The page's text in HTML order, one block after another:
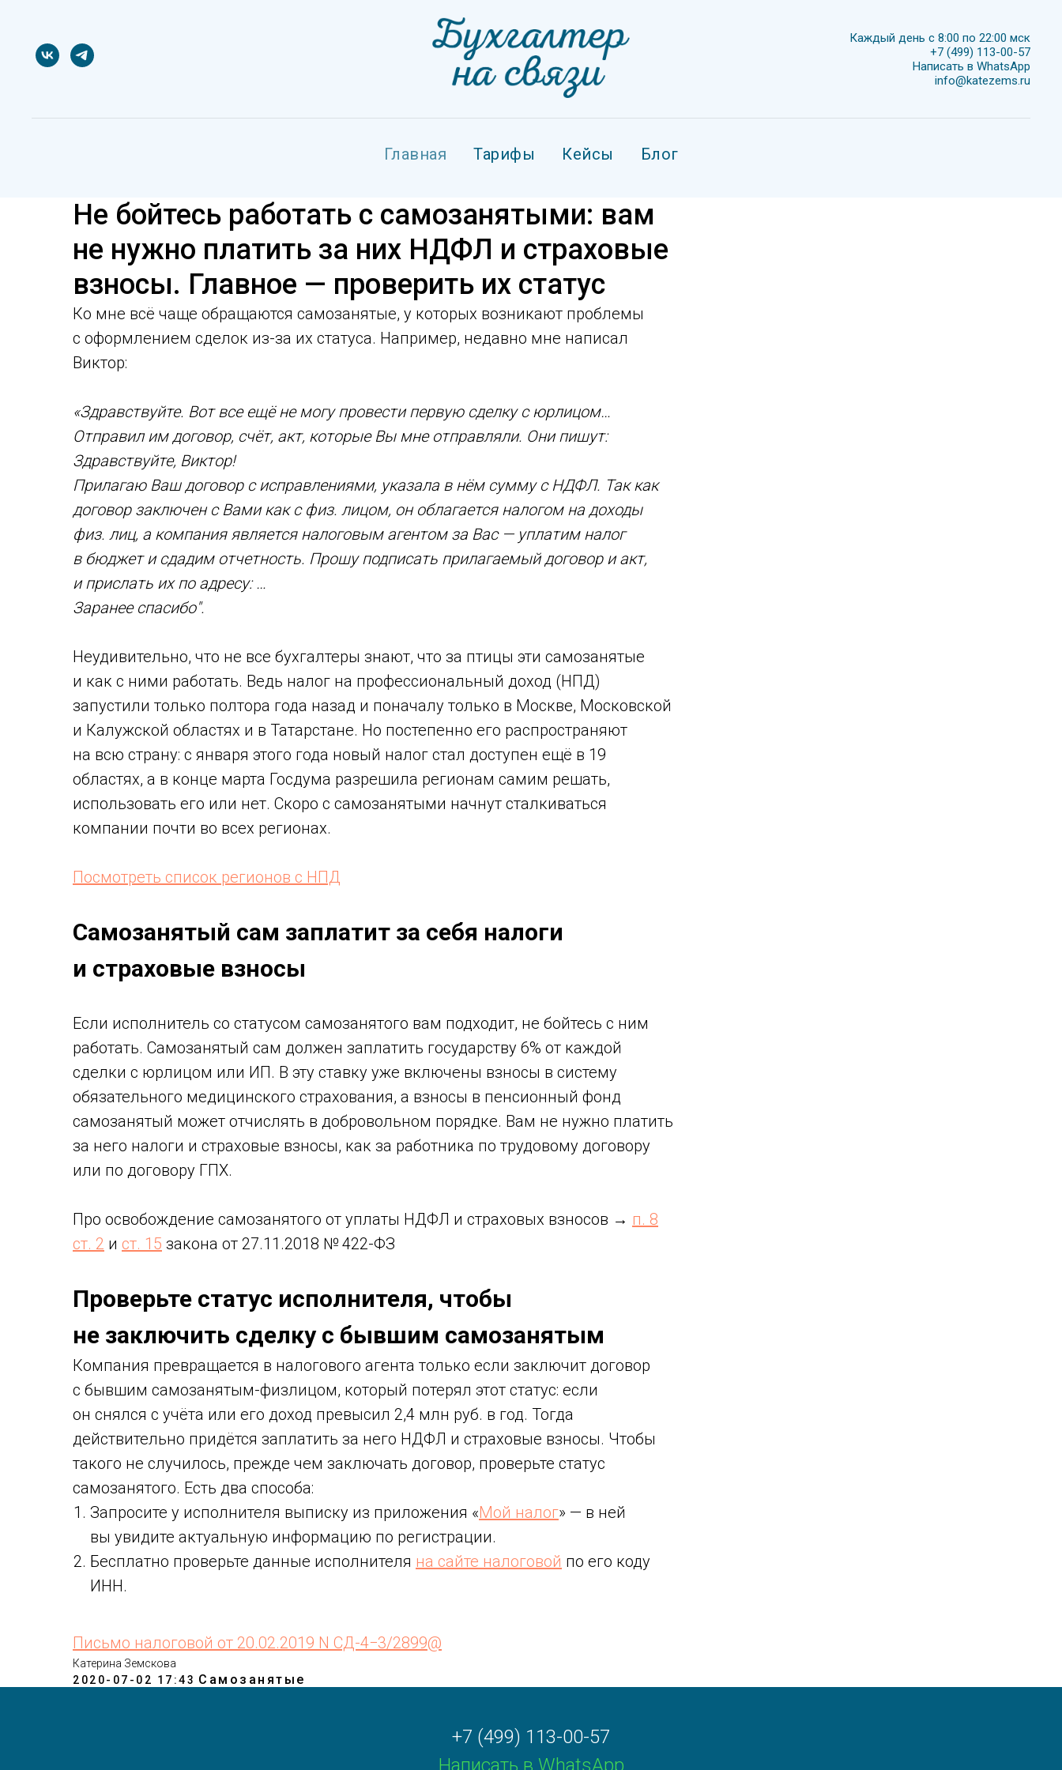
Каждый день с 8:00 по 22:00 мск
+7 (499) 113-00-57
Написать в WhatsApp
info@katezems.ru
Главная Тарифы Кейсы Блог
Не бойтесь работать с самозанятыми: вам
не нужно платить за них НДФЛ и страховые
взносы. Главное — проверить их статус
Ко мне всё чаще обращаются самозанятые, у которых возникают проблемы
с оформлением сделок из-за их статуса. Например, недавно мне написал
Виктор:
«Здравствуйте. Вот все ещё не могу провести первую сделку с юрлицом…
Отправил им договор, счёт, акт, которые Вы мне отправляли. Они пишут:
Здравствуйте, Виктор!
Прилагаю Ваш договор с исправлениями, указала в нём сумму с НДФЛ. Так как
договор заключен с Вами как с физ. лицом, он облагается налогом на доходы
физ. лиц, а компания является налоговым агентом за Вас — уплатим налог
в бюджет и сдадим отчетность. Прошу подписать прилагаемый договор и акт,
и прислать их по адресу: …
Заранее спасибо".
Неудивительно, что не все бухгалтеры знают, что за птицы эти самозанятые
и как с ними работать. Ведь налог на профессиональный доход (НПД)
запустили только полтора года назад и поначалу только в Москве, Московской
и Калужской областях и в Татарстане. Но постепенно его распространяют
на всю страну: с января этого года новый налог стал доступен ещё в 19
областях, а в конце марта Госдума разрешила регионам самим решать,
использовать его или нет. Скоро с самозанятыми начнут сталкиваться
компании почти во всех регионах.
Посмотреть список регионов с НПД
Самозанятый сам заплатит за себя налоги
и страховые взносы
Если исполнитель со статусом самозанятого вам подходит, не бойтесь с ним
работать. Самозанятый сам должен заплатить государству 6% от каждой
сделки с юрлицом или ИП. В эту ставку уже включены взносы в систему
обязательного медицинского страхования, а взносы в пенсионный фонд
самозанятый может отчислять в добровольном порядке. Вам не нужно платить
за него налоги и страховые взносы, как за работника по трудовому договору
или по договору ГПХ.
Про освобождение самозанятого от уплаты НДФЛ и страховых взносов → п. 8
ст. 2 и ст. 15 закона от 27.11.2018 № 422-ФЗ
Проверьте статус исполнителя, чтобы
не заключить сделку с бывшим самозанятым
Компания превращается в налогового агента только если заключит договор
с бывшим самозанятым-физлицом, который потерял этот статус: если
он снялся с учёта или его доход превысил 2,4 млн руб. в год. Тогда
действительно придётся заплатить за него НДФЛ и страховые взносы. Чтобы
такого не случилось, прежде чем заключать договор, проверьте статус
самозанятого. Есть два способа:
Запросите у исполнителя выписку из приложения «Мой налог» — в ней
вы увидите актуальную информацию по регистрации.
Бесплатно проверьте данные исполнителя на сайте налоговой по его коду
ИНН.
Письмо налоговой от 20.02.2019 N СД-4−3/2899@
Катерина Земскова
2020-07-02 17:43 Самозанятые
+7 (499) 113-00-57
Написать в WhatsApp